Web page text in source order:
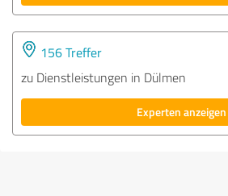
156 Treffer
zu Dienstleistungen in Dülmen
Experten anzeigen